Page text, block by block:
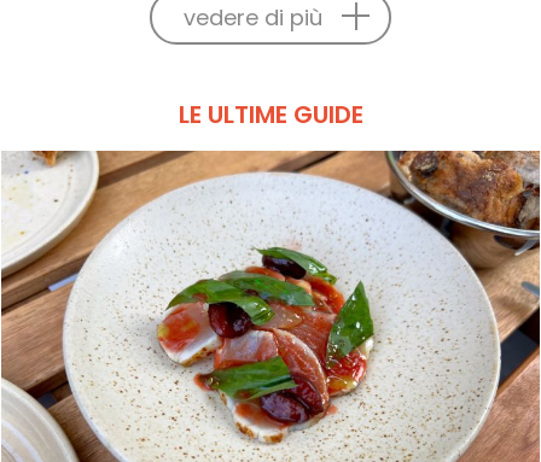
vedere di più
LE ULTIME GUIDE